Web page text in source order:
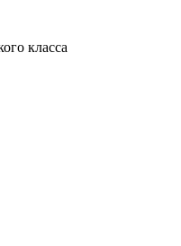
класса